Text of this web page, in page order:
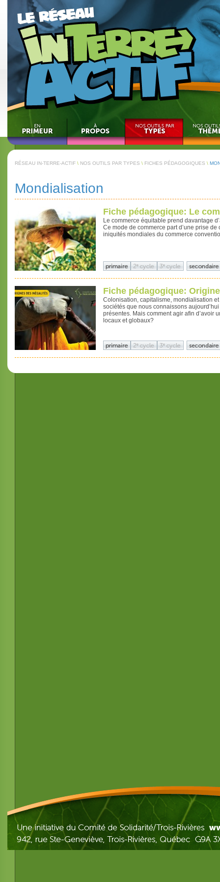
RÉSEAU IN-TERRE-ACTIF \ NOS OUTILS PAR TYPES \ FICHES PÉDAGOGIQUES \
Mondialisation
Fiche pédagogique: Le
Le commerce équitable prend davantage
Ce mode de commerce part d’une prise
iniquités mondiales du commerce
Fiche pédagogique:
Colonisation, capitalisme, mondialisation
sociétés que nous connaissons
présentes. Mais comment agir afin d’avoir
locaux et globaux?